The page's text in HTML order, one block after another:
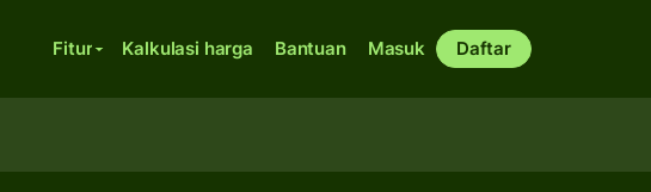
Fitur Kalkulasi harga Bantuan Masuk Daftar